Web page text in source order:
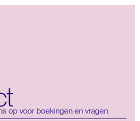
op voor boekingen en vragen.